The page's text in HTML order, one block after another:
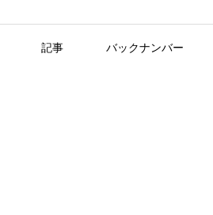
記事 バックナンバー